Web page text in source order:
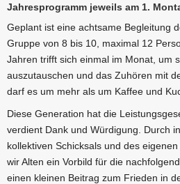
Jahresprogramm jeweils am 1.
Geplant ist eine achtsame Begleitung
Gruppe von 8 bis 10, maximal 12
Jahren trifft sich einmal im Monat, um
auszutauschen und das Zuhören mit
darf es um mehr als um Kaffee und
Diese Generation hat die
verdient Dank und Würdigung. Durch
kollektiven Schicksals und des
wir Alten ein Vorbild für die
einen kleinen Beitrag zum Frieden in